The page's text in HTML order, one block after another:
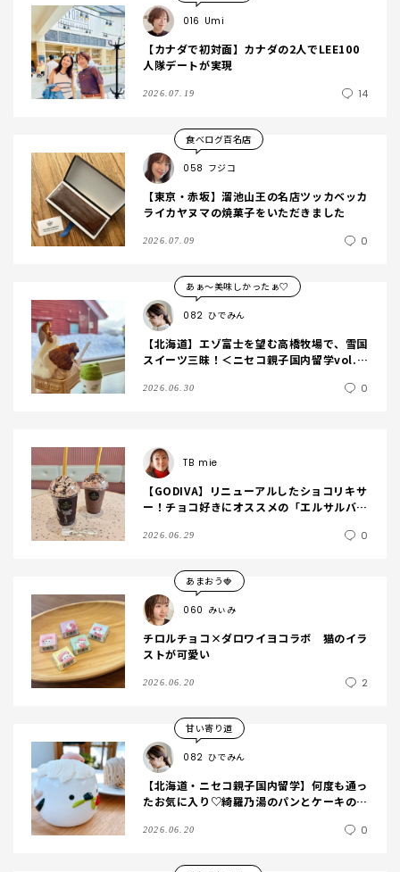
016 Umi
【カナダで初対面】カナダの2人でLEE100
人隊デートが実現
2026.07.19 14
058 フジコ
食べログ百名店
【東京・赤坂】溜池山王の名店ツッカベッカ
ライカヤヌマの焼菓子をいただきました
2026.07.09 0
082 ひでみん
あぁ〜美味しかったぁ♡
【北海道】エゾ富士を望む高橋牧場で、雪国
スイーツ三昧！＜ニセコ親子国内留学vol.2
2026.06.30 0
TB mie
【GODIVA】リニューアルしたショコリキサ
ー！チョコ好きにオススメの「エルサルバド
キサー」
2026.06.29 0
060 みぃみ
あまおう🍓
チロルチョコ×ダロワイヨコラボ 猫のイラ
ストが可愛い
2026.06.20 2
082 ひでみん
甘い寄り道
【北海道・ニセコ親子国内留学】何度も通っ
たお気に入り♡綺羅乃湯のパンとケーキのお
2026.06.20 0